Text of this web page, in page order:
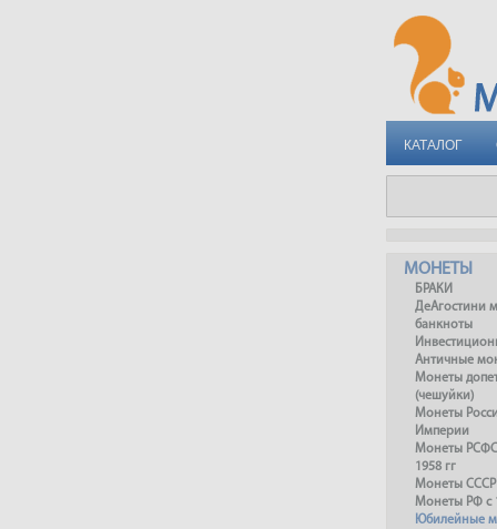
КАТАЛОГ
МОНЕТЫ
БРАКИ
ДеАгостини
банкноты
Античные
Монеты
(чешуйки)
Монеты
Империи
Монеты
1958 гг
Монеты СССР
Монеты РФ с
Юбилейные